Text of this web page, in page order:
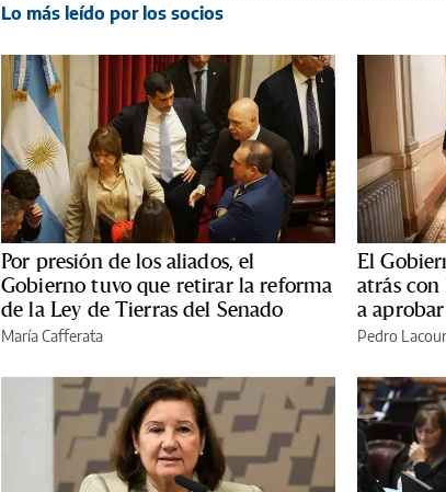
Lo más leído por los socios
Por presión de los aliados, el
Gobierno tuvo que retirar la reforma
de la Ley de Tierras del Senado
María Cafferata
El
atrás con
a
Pedro Lacour